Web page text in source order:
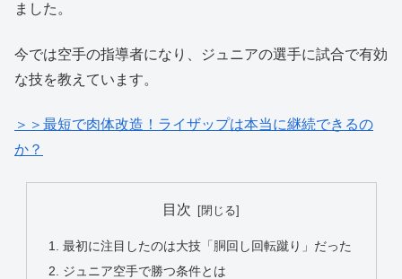
ました。
今では空手の指導者になり、ジュニアの選手に試合で有効
な技を教えています。
＞＞最短で肉体改造！ライザップは本当に継続できるの
か？
目次
最初に注目したのは大技「胴回し回転蹴り」だった
ジュニア空手で勝つ条件とは